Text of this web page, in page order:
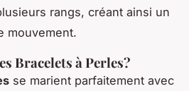
rangs, créant ainsi un
mouvement.
Bracelets à Perles?
se marient parfaitement avec